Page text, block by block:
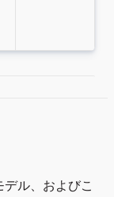
ル、およびこ